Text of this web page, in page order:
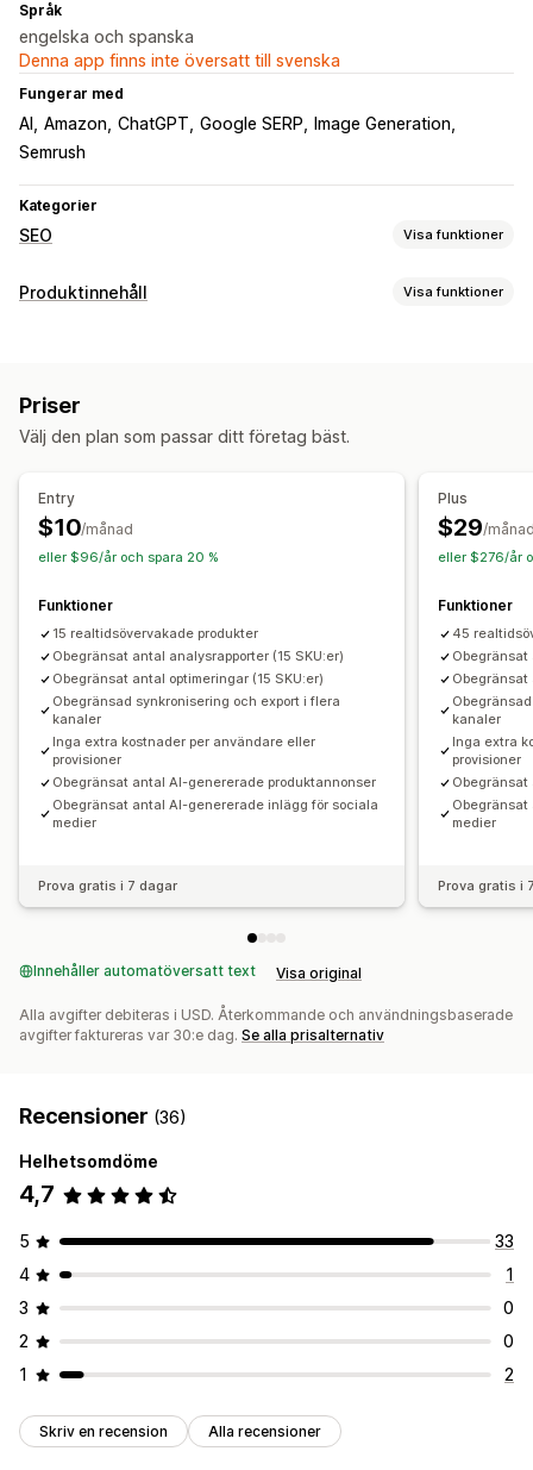
Språk
engelska och spanska
Denna app finns inte översatt till svenska
Fungerar med
AI Amazon ChatGPT Google SERP
Image Generation
Semrush
Kategorier
SEO Visa funktioner
SEO-verktyg
Innehållsoptimering
Automatiseringar
Övervakning av prestanda
SEO-poäng
Rapportering
Analysverktyg
Konkurrentanalys Sökordsanalys
Spårning
Produktinnehåll Visa funktioner
Alternativtext
Produktseriebeskrivningar Sociala medieposter
Skapande av innehåll
AI-generering
Import och export
SEO
SEO för blogg
SEO för produktserie
Automatisk optimering
SEO-granskningar
URL-optimering
Priser
Välj den plan som passar ditt företag bäst.
Entry
$10/månad
eller $96/år och spara 20 %
Funktioner
15 realtidsövervakade produkter
Obegränsat antal analysrapporter (15 SKU:er)
Obegränsat antal optimeringar (15 SKU:er)
Obegränsad synkronisering och export i flera
kanaler
Inga extra kostnader per användare eller
provisioner
Obegränsat antal AI-genererade produktannonser
Obegränsat antal AI-genererade inlägg för sociala
medier
Prova gratis i 7 dagar
Plus
$29/
eller $276/år
Funktioner
45
Obegränsat
Obegränsat
kanaler
Inga extra
provisioner
medier
Prova gratis i
Innehåller automatöversatt text Visa original
Alla avgifter debiteras i USD. Återkommande och användningsbaserade
avgifter faktureras var 30:e dag. Se alla prisalternativ
Recensioner (36)
Helhetsomdöme
4,7
5
33
4
1
3
0
2
0
1
2
Skriv en recension Alla recensioner